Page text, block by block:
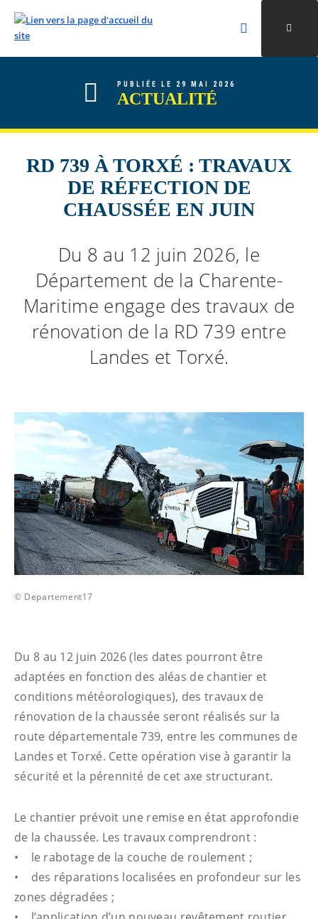
ALLER AU CONTENU
ALLER AU MENU
ALLER À LA RECHERCHE
Rechercher
Valider la
PUBLIÉE LE 29 MAI 2026
ACTUALITÉ
RD 739 À TORXÉ : TRAVAUX
DE RÉFECTION DE
CHAUSSÉE EN JUIN
Du 8 au 12 juin 2026, le
Département de la Charente-
Maritime engage des travaux de
rénovation de la RD 739 entre
Landes et Torxé.
© Departement17
Du 8 au 12 juin 2026 (les dates pourront être
adaptées en fonction des aléas de chantier et
conditions météorologiques), des travaux de
rénovation de la chaussée seront réalisés sur la
route départementale 739, entre les communes de
Landes et Torxé. Cette opération vise à garantir la
sécurité et la pérennité de cet axe structurant.
Le chantier prévoit une remise en état approfondie
de la chaussée. Les travaux comprendront :
• le rabotage de la couche de roulement ;
• des réparations localisées en profondeur sur les
zones dégradées ;